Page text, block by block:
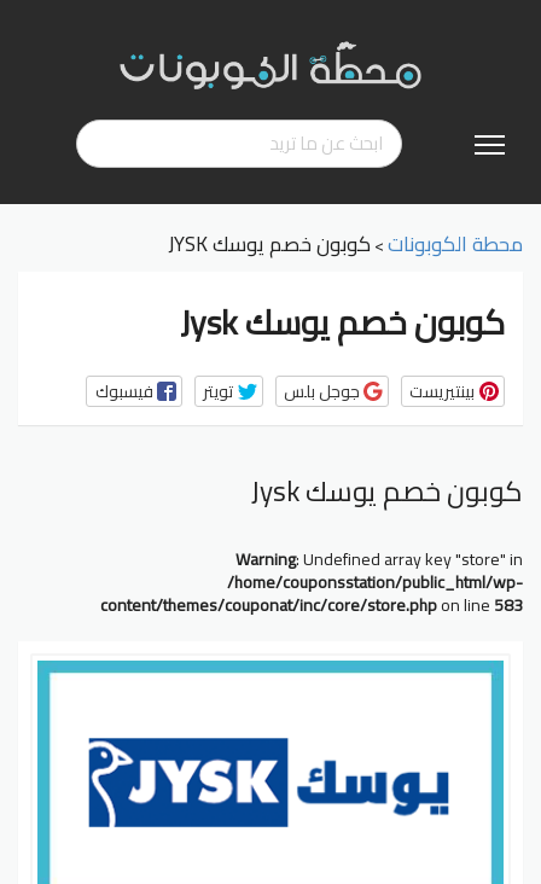
إلى
محطة الكوبونات>كوبون خصم يوسك JYSK
كوبون خصم يوسك Jysk
فيسبوك تويتر جوجل بلس بينتيريست
كوبون خصم يوسك Jysk
Warning: Undefined array key "store" in
/home/couponsstation/public_html/wp-
content/themes/couponat/inc/core/store.phpon line583